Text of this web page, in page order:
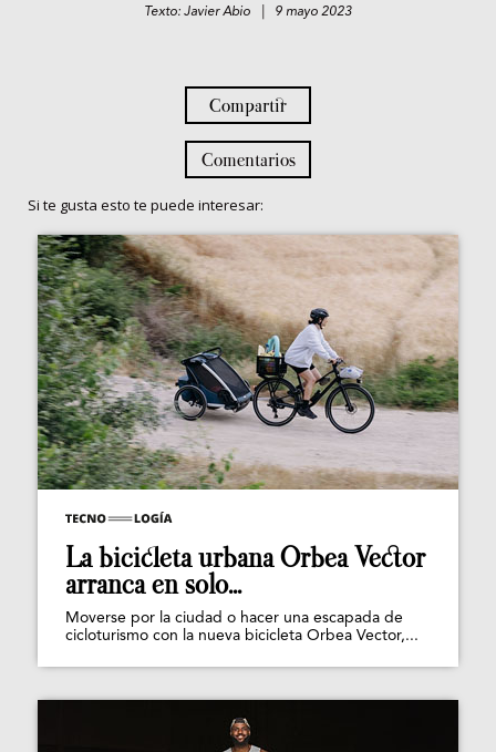
Texto: Javier Abio | 9 mayo 2023
Compartir
Comentarios
Si te gusta esto te puede interesar:
La bicicleta urbana Orbea Vector
arranca en solo...
Moverse por la ciudad o hacer una escapada de
cicloturismo con la nueva bicicleta Orbea Vector,...